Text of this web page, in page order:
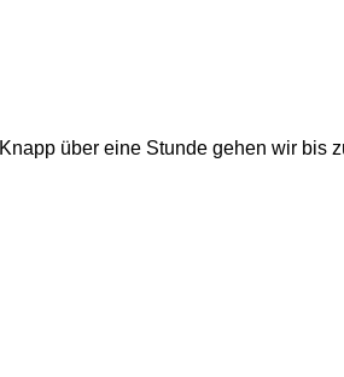
Knapp über eine Stunde gehen wir bis